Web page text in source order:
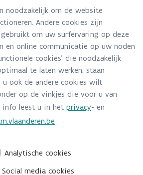
noodzakelijk om de website
Andere cookies zijn
om uw surfervaring op deze
en online communicatie op uw noden
cookies' die noodzakelijk
te laten werken, staan
u ook de andere cookies wilt
op de vinkjes die voor u van
info leest u in het privacy- en
Analytische cookies
Social media cookies